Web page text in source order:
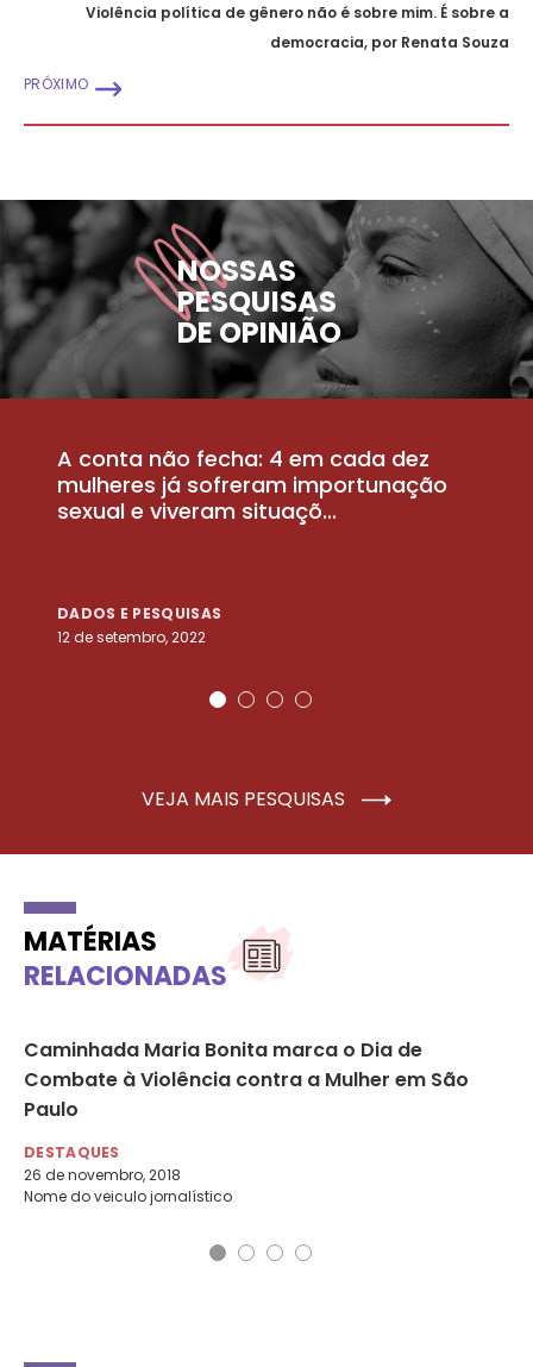
Violência política de gênero não é sobre mim. É sobre a
democracia, por Renata Souza
PRÓXIMO
NOSSAS
PESQUISAS
DE OPINIÃO
A conta não fecha: 4 em cada dez
mulheres já sofreram importunação
sexual e viveram situaçõ...
DADOS E PESQUISAS
12 de setembro, 2022
VEJA MAIS PESQUISAS
MATÉRIAS
RELACIONADAS
Caminhada Maria Bonita marca o Dia de
Combate à Violência contra a Mulher em São
Paulo
DESTAQUES
26 de novembro, 2018
Nome do veiculo jornalístico